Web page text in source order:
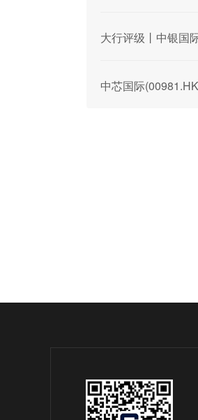
大行评级丨中银国
中芯国际